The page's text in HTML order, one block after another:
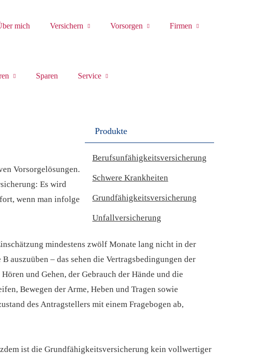
mich Versichern Vorsorgen Firmen
Sparen Service
Produkte
Berufs­unfähig­keitsversicherung
Schwe­re Krank­hei­ten
Grundfähigkeitsversicherung
Unfall­ver­si­che­rung
Vorsorgelösungen.
Es wird
wenn man infolge
mindestens zwölf Monate lang nicht in der
auszuüben – das sehen die Vertragsbedingungen der
und Gehen, der Gebrauch der Hände und die
Bewegen der Arme, Heben und Tragen sowie
des Antragstellers mit einem Fragebogen ab,
ist die Grundfähigkeitsversicherung kein vollwertiger